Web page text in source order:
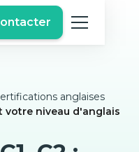
anglaises
votre niveau d'anglais